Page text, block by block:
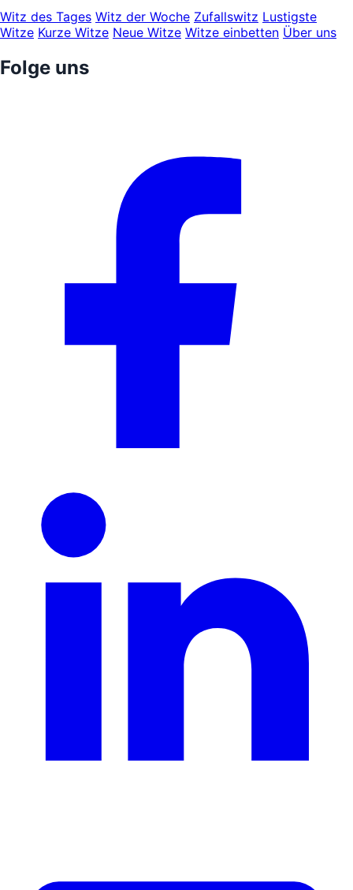
Witz des Tages Witz der Woche Zufallswitz Lustigste
Witze Kurze Witze Neue Witze Witze einbetten Über uns
Folge uns